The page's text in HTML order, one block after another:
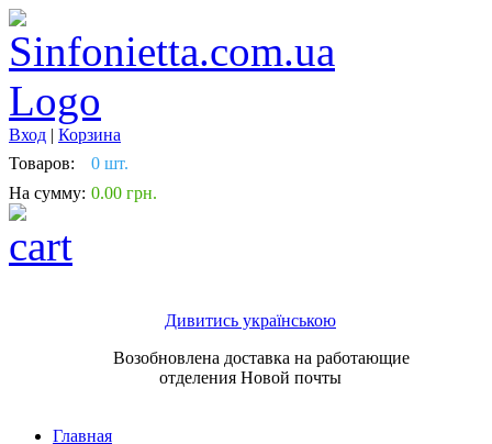
Вход | Корзина
Товаров:
0 шт.
На сумму: 0.00 грн.
Дивитись українською
Возобновлена доставка на работающие
отделения Новой почты
Главная